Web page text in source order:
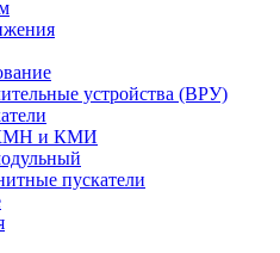
устройства (ВРУ)
КМН и КМИ
пускатели